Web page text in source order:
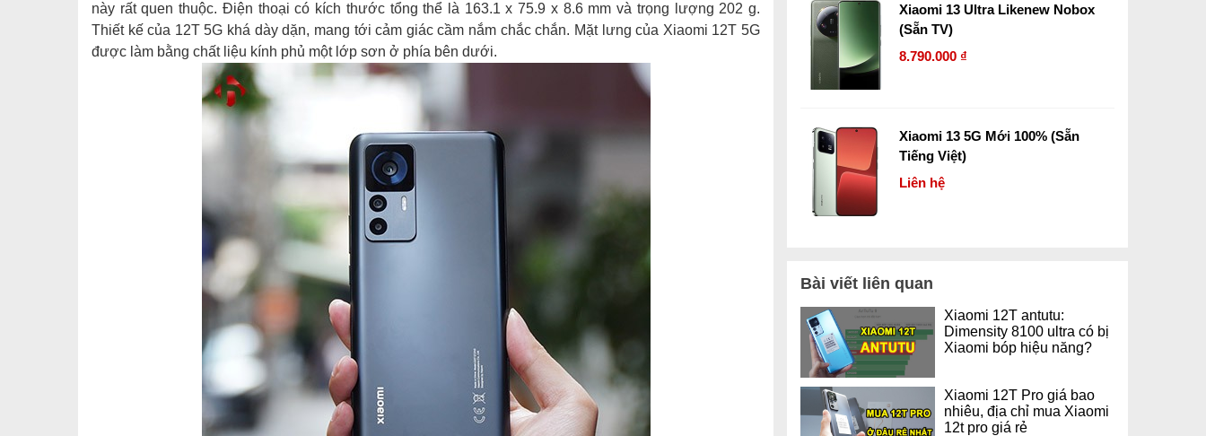
này rất quen thuộc. Điện thoại có kích thước tổng thể là 163.1 x 75.9 x 8.6 mm và trọng lượng 202 g.
Thiết kế của 12T 5G khá dày dặn, mang tới cảm giác cầm nắm chắc chắn. Mặt lưng của Xiaomi 12T 5G
được làm bằng chất liệu kính phủ một lớp sơn ở phía bên dưới.
Xiaomi 13 Ultra Likenew Nobox
(Sẵn TV)
8.790.000 ₫
Xiaomi 13 5G Mới 100% (Sẵn
Tiếng Việt)
Liên hệ
Bài viết liên quan
Xiaomi 12T antutu:
Dimensity 8100 ultra có bị
Xiaomi bóp hiệu năng?
Xiaomi 12T Pro giá bao
nhiêu, địa chỉ mua Xiaomi
12t pro giá rẻ